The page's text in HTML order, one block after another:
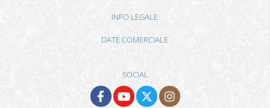
INFO LEGALE
DATE COMERCIALE
SOCIAL